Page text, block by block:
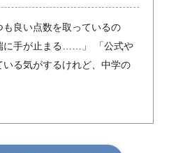
も良い点数を取っているの
に手が止まる……」 「公式や
る気がするけれど、中学の